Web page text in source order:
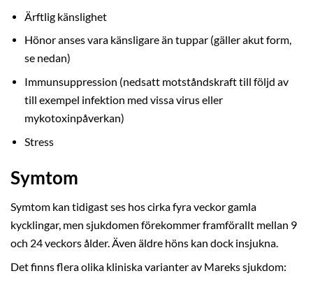
Ärftlig känslighet
Hönor anses vara känsligare än tuppar (gäller akut form,
se nedan)
Immunsuppression (nedsatt motståndskraft till följd av
till exempel infektion med vissa virus eller
mykotoxinpåverkan)
Stress
Symtom
Symtom kan tidigast ses hos cirka fyra veckor gamla
kycklingar, men sjukdomen förekommer framförallt mellan 9
och 24 veckors ålder. Även äldre höns kan dock insjukna.
Det finns flera olika kliniska varianter av Mareks sjukdom: